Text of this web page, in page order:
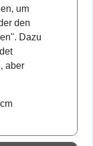
um
den
Dazu
aber